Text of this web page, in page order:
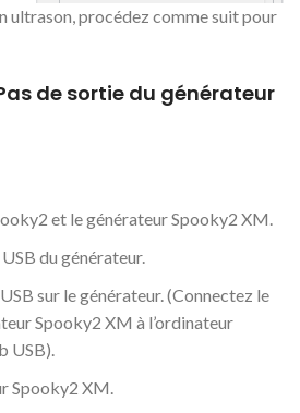
ultrason, procédez comme suit pour
de sortie du générateur
et le générateur Spooky2 XM.
du générateur.
sur le générateur. (Connectez le
Spooky2 XM à l’ordinateur
USB).
Spooky2 XM.